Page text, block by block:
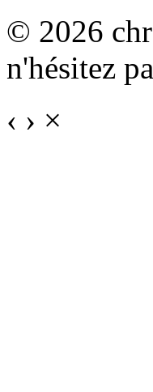
© 2026
n'hésitez
‹ › ×